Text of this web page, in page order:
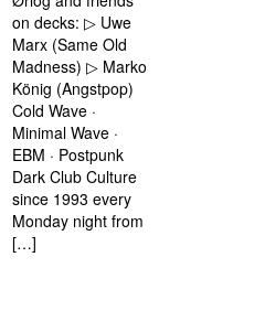
on decks: ▷ Uwe
Marx (Same Old
Madness) ▷ Marko
König (Angstpop)
Cold Wave ·
Minimal Wave ·
EBM · Postpunk
Dark Club Culture
since 1993 every
Monday night from
[…]